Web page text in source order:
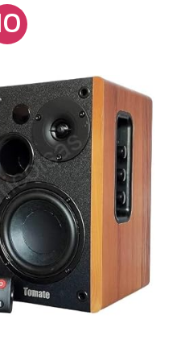
a construção é perfeita!
Subwoofer Bomber
- Corneta plástica 1 -
Bob + Fiação e
da caixa: Rebaixo no
Rebaixo na Corneta
Rebaixo no Aero Duto
caixa: Volume da
65 cm Largura: 36
30 cm Profundidade em
Revestida com Courvin
instalados)
Amplificador
1 canal 4 ohms